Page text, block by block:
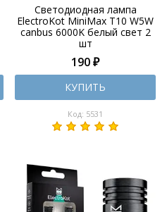
Светодиодная лампа
ElectroKot MiniMax T10 W5W
canbus 6000K белый свет 2
шт
190 ₽
КУПИТЬ
Код: 5531